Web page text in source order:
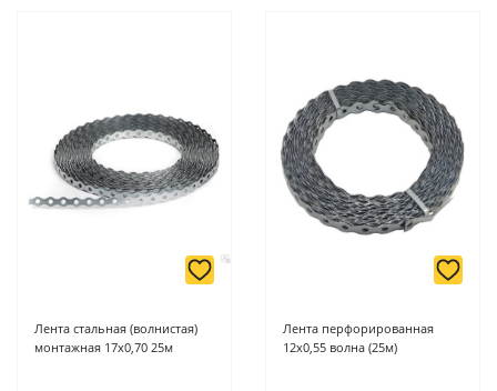
Лента стальная (волнистая)
монтажная 17х0,70 25м
Лента перфорированная
12х0,55 волна (25м)